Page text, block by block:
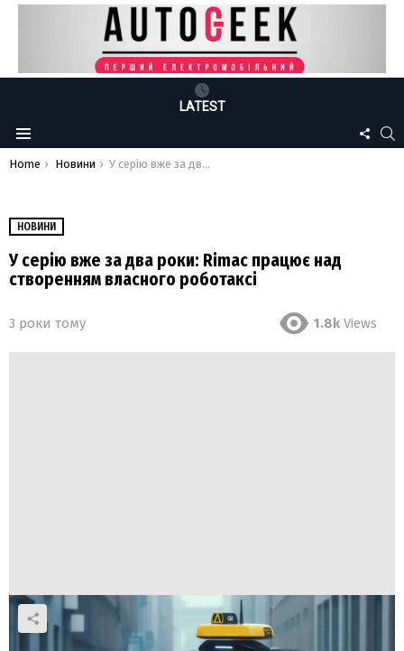
LATEST
Menu
US
You are here:
Home Новини У серію вже за два роки: Rimac працює над створенням власного роботаксі
НОВИНИ
У серію вже за два роки: Rimac працює над
створенням власного роботаксі
3 роки тому 1.8k Views